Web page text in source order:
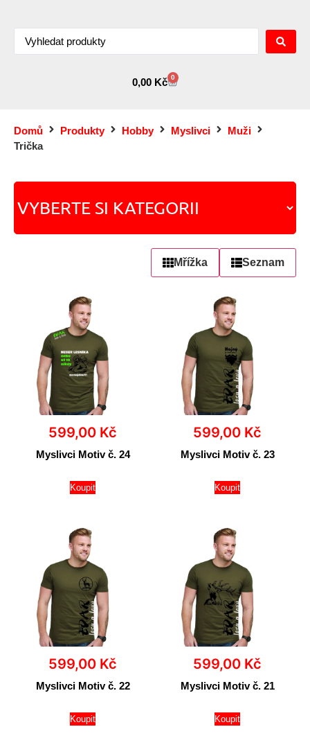
0,00 Kč 0
Domů Produkty Hobby Myslivci
Muži
Trička
Mřížka Seznam
599,00 Kč
Myslivci Motiv č. 24
Koupit
599,00 Kč
Myslivci Motiv č. 23
Koupit
599,00 Kč
Myslivci Motiv č. 22
Koupit
599,00 Kč
Myslivci Motiv č. 21
Koupit